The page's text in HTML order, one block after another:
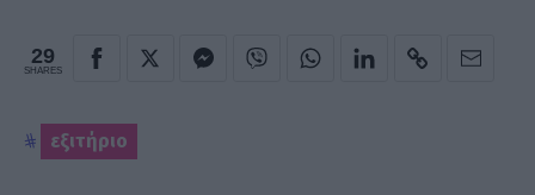
29
SHARES
εξιτήριο